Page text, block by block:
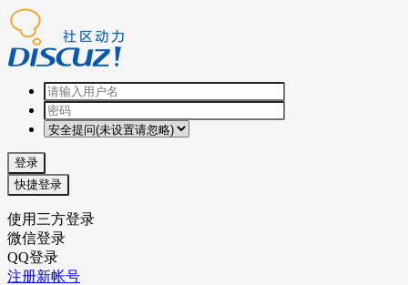
登录
快捷登录
使用三方登录
微信登录
QQ登录
注册新帐号